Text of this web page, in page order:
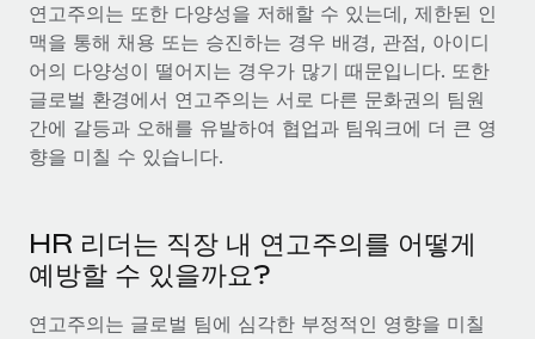
연결
새로운
MCP를 사용하여 모든 AI 도구를 Remote에 연결 가능
통합
핵심 비즈니스 도구로 프로세스를 간소화
전문가 상담
글로벌 인사 및 규정 준수 업무 처리에 전문가 지원 제공
신원 조사
REMOTE 파트너 되기
전략적 기술 파트너
플랫폼에 글로벌 HR을 유연하게 통합
파트너 되기
Remote와의 파트너십 기회 탐색
통합 및 AI 자동화 컨설팅
사례 연구
직무 설명 라이브러리
웨비나
이벤트
뉴스룸
인사이트 센터
日本語
한국어
中文（简体）
연고주의는 또한 다양성을 저해할 수 있는데, 제한된 인
맥을 통해 채용 또는 승진하는 경우 배경, 관점, 아이디
어의 다양성이 떨어지는 경우가 많기 때문입니다. 또한
글로벌 환경에서 연고주의는 서로 다른 문화권의 팀원
간에 갈등과 오해를 유발하여 협업과 팀워크에 더 큰 영
향을 미칠 수 있습니다.
HR 리더는 직장 내 연고주의를 어떻게
예방할 수 있을까요?
연고주의는 글로벌 팀에 심각한 부정적인 영향을 미칠